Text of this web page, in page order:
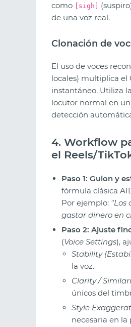
como
[sigh]
de una voz real.
Clonación de
El uso de voces
locales) multiplica el
instantáneo. Utiliza
locutor normal en
detección
4. Workflow
el Reels/
Paso 1: Guion y
fórmula clásica
Por ejemplo: "Los
gastar dinero en
Paso 2: Ajuste
(Voice Settings),
Stability
la voz.
Clarity /
únicos del
Style
necesaria en